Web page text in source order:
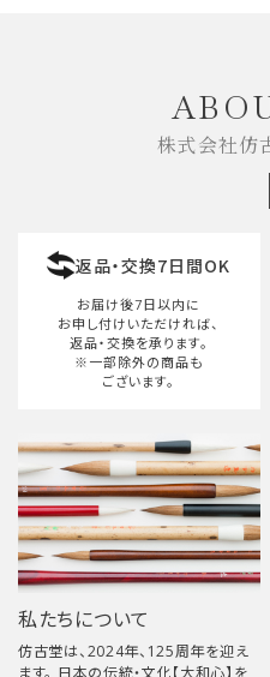
株式会社仿
返品・交換7日間OK
お届け後7日以内に
お申し付けいただければ、
返品・交換を承ります。
※一部除外の商品も
ございます。
私たちについて
仿古堂は、2024年、125周年を迎え